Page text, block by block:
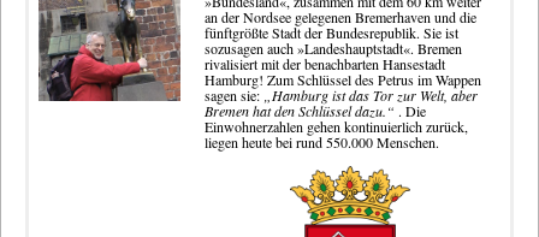
an der Nordsee gelegenen Bremerhaven und die
fünftgrößte Stadt der Bundesrepublik. Sie ist
sozusagen auch »Landeshauptstadt«. Bremen
rivalisiert mit der benachbarten Hansestadt
Hamburg! Zum Schlüssel des Petrus im Wappen
sagen sie: „Hamburg ist das Tor zur Welt, aber
Bremen hat den Schlüssel dazu.“ . Die
Einwohnerzahlen gehen kontinuierlich zurück,
liegen heute bei rund 550.000 Menschen.